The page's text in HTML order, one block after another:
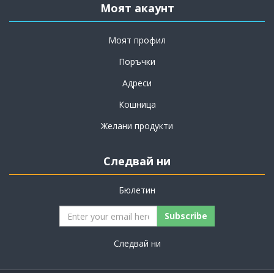
Моят акаунт
Моят профил
Поръчки
Адреси
Кошница
Желани продукти
Следвай ни
Бюлетин
Subscribe
Следвай ни